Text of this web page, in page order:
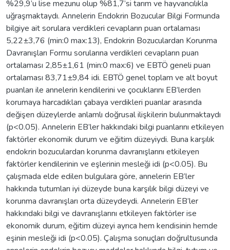
%29,9’u lise mezunu olup %81,7’si tarım ve hayvancılıkla
uğraşmaktaydı. Annelerin Endokrin Bozucular Bilgi Formunda
bilgiye ait sorulara verdikleri cevapların puan ortalaması
5,22±3,76 (min:0 max:13), Endokrin Bozuculardan Korunma
Davranışları Formu sorularına verdikleri cevapların puan
ortalaması 2,85±1,61 (min:0 max:6) ve EBTÖ geneli puan
ortalaması 83,71±9,84 idi. EBTÖ genel toplam ve alt boyut
puanları ile annelerin kendilerini ve çocuklarını EB’lerden
korumaya harcadıkları çabaya verdikleri puanlar arasında
değişen düzeylerde anlamlı doğrusal ilişkilerin bulunmaktaydı
(p<0.05). Annelerin EB’ler hakkındaki bilgi puanlarını etkileyen
faktörler ekonomik durum ve eğitim düzeyiydi. Buna karşılık
endokrin bozuculardan korunma davranışlarını etkileyen
faktörler kendilerinin ve eşlerinin mesleği idi (p<0.05). Bu
çalışmada elde edilen bulgulara göre, annelerin EB’ler
hakkında tutumları iyi düzeyde buna karşılık bilgi düzeyi ve
korunma davranışları orta düzeydeydi. Annelerin EB’ler
hakkındaki bilgi ve davranışlarını etkileyen faktörler ise
ekonomik durum, eğitim düzeyi ayrıca hem kendisinin hemde
eşinin mesleği idi (p<0.05). Çalışma sonuçları doğrultusunda